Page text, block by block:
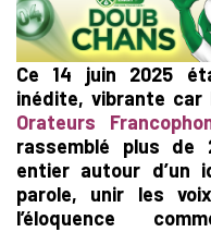
Ce 14 juin 2025
inédite, vibrante car
Orateurs
rassemblé plus de
entier autour d’un
parole, unir les
l’éloquence